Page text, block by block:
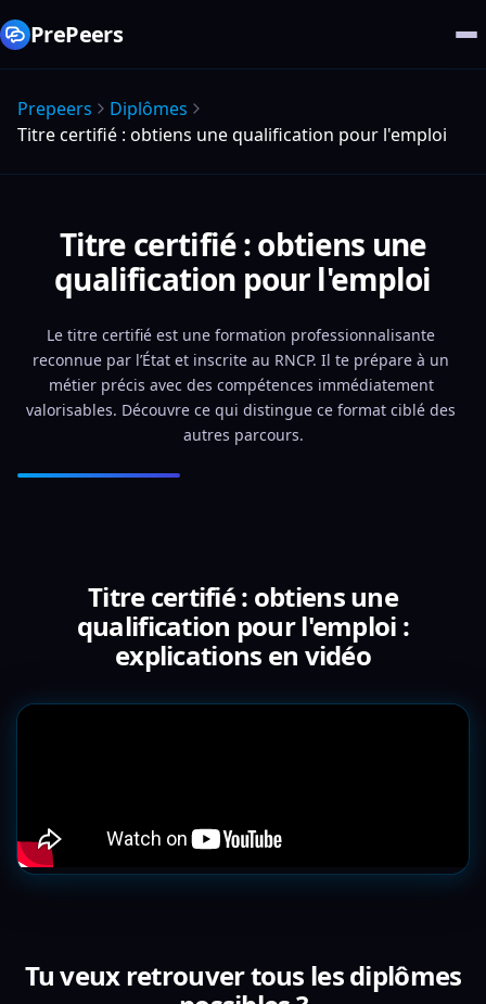
PrePeers
Prepeers
Diplômes
Titre certifié : obtiens une qualification pour l'emploi
Titre certifié : obtiens une
qualification pour l'emploi
Le titre certifié est une formation professionnalisante
reconnue par l’État et inscrite au RNCP. Il te prépare à un
métier précis avec des compétences immédiatement
valorisables. Découvre ce qui distingue ce format ciblé des
autres parcours.
Titre certifié : obtiens une
qualification pour l'emploi :
explications en vidéo
Tu veux retrouver tous les diplômes